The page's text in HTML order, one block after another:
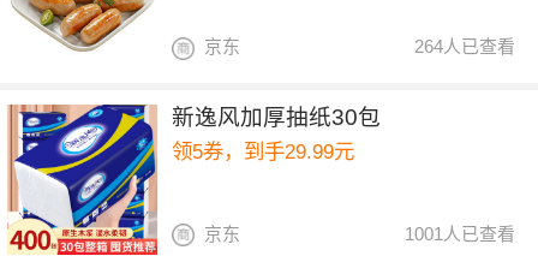
264人已查看
京东
新逸风加厚抽纸30包
领5券，到手29.99元
1001人已查看
京东